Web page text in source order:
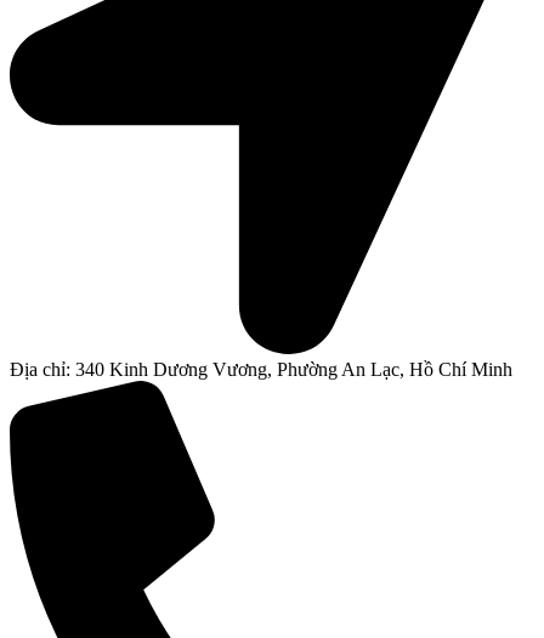
Địa chỉ: 340 Kinh Dương Vương, Phường An Lạc, Hồ Chí Minh